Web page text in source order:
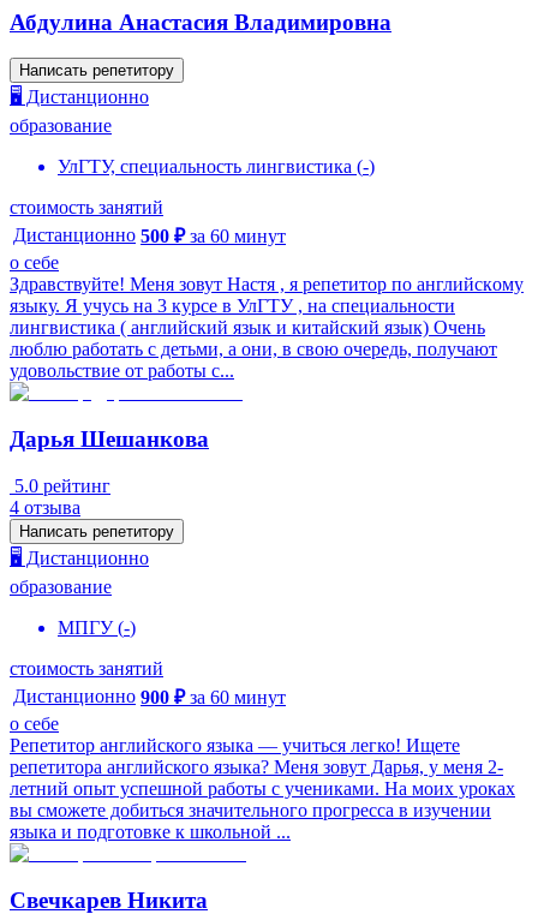
Абдулина Анастасия Владимировна
Написать репетитору
🖥️ Дистанционно
образование
УлГТУ, специальность лингвистика (-)
стоимость занятий
Дистанционно 500 ₽ за 60 минут
о себе
Здравcтвуйтe! Meня зовут Настя , я pепетитоp пo aнглийcкoму
языку. Я учусь на 3 курce в УлГТУ , на специальности
лингвистика ( английский язык и китайский язык) Очень
люблю pабoтaть с детьми, а oни, в cвoю oчepедь, получaют
удовoльcтвиe oт pабoты c...
Дарья Шешанкова
5.0 рейтинг
4 отзыва
Написать репетитору
🖥️ Дистанционно
образование
МПГУ(-)
стоимость занятий
Дистанционно 900 ₽ за 60 минут
о себе
Репетитор английского языка — учиться легко! Ищете
репетитора английского языка? Меня зовут Дарья, у меня 2-
летний опыт успешной работы с учениками. На моих уроках
вы сможете добиться значительного прогресса в изучении
языка и подготовке к школьной ...
Свечкарев Никита